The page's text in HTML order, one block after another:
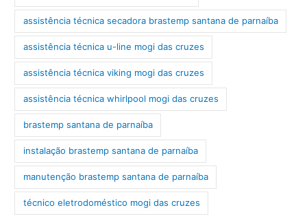
assistência técnica secadora brastemp santana de parnaíba
assistência técnica u-line mogi das cruzes
assistência técnica viking mogi das cruzes
assistência técnica whirlpool mogi das cruzes
brastemp santana de parnaíba
instalação brastemp santana de parnaíba
manutenção brastemp santana de parnaíba
técnico eletrodoméstico mogi das cruzes